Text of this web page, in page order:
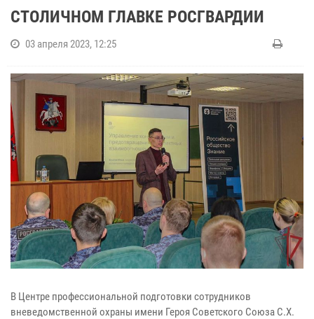
СТОЛИЧНОМ ГЛАВКЕ РОСГВАРДИИ
03 апреля 2023, 12:25
В Центре профессиональной подготовки сотрудников
вневедомственной охраны имени Героя Советского Союза С.Х.